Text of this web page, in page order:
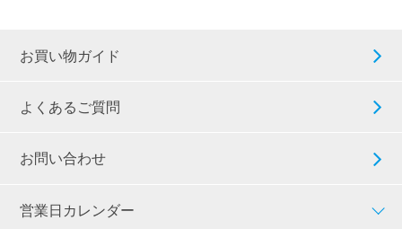
お買い物ガイド
よくあるご質問
お問い合わせ
営業日カレンダー